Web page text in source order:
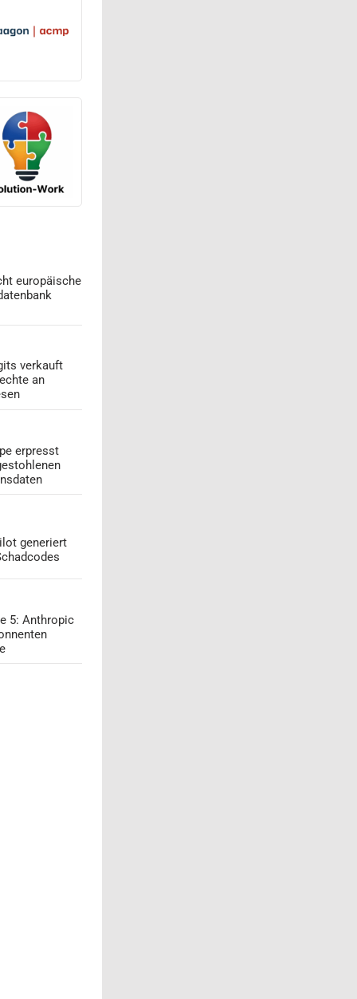
europäische
verkauft
an
erpresst
generiert
5: Anthropic